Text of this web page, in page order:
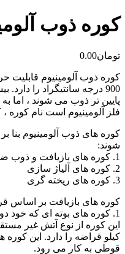
کوره ذوب
تومان0.00
کوره ذوب آلومینیوم قابلیت
900 درجه سانتیگراد را
پایین تر ذوب می شوند ، اما به
فلز آلومینیوم است نام کوره
کوره های ذوب آلومینیوم بنا
شوند:
1. کوره های بازیافت و ذوب ضایعات
2. کوره های آلیاژ سازی
3. کوره های ریخته گری
کوره های بازیافت بر اساس
1. کوره های بوته ای که خود
کیلو قراضه را دارد. این
قوطی به کار می رود.